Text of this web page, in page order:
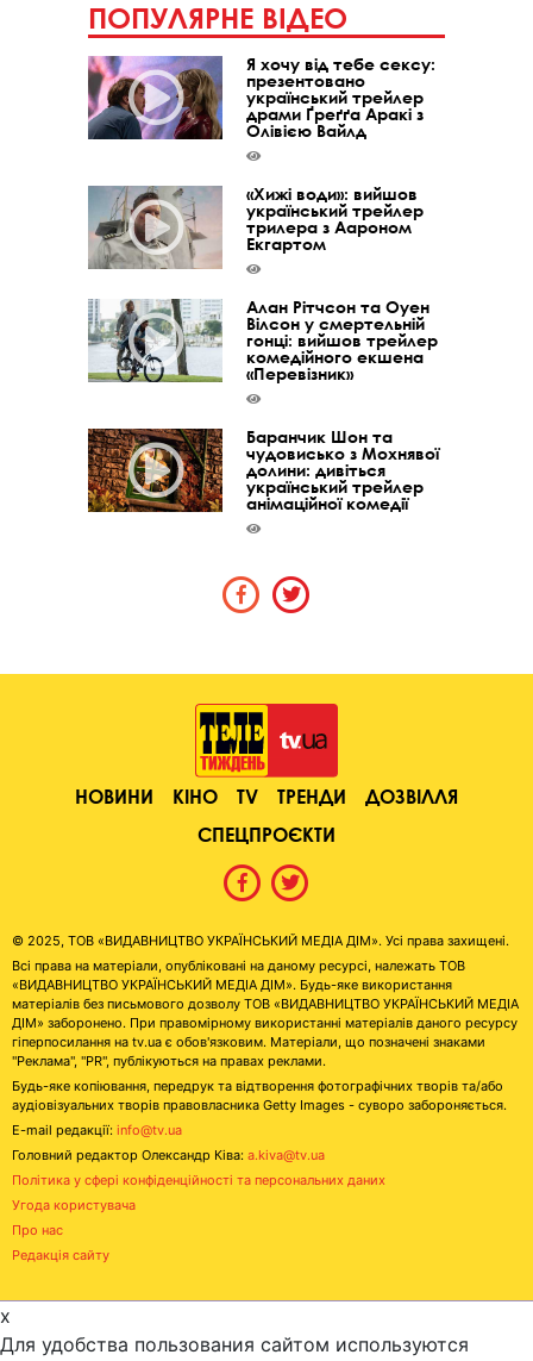
ПОПУЛЯРНЕ ВІДЕО
Я хочу від тебе сексу:
презентовано
український трейлер
драми Ґреґґа Аракі з
Олівією Вайлд
«Хижі води»: вийшов
український трейлер
трилера з Аароном
Екгартом
Алан Рітчсон та Оуен
Вілсон у смертельній
гонці: вийшов трейлер
комедійного екшена
«Перевізник»
Баранчик Шон та
чудовисько з Мохнявої
долини: дивіться
український трейлер
анімаційної комедії
НОВИНИ КІНО TV ТРЕНДИ
ДОЗВІЛЛЯ
СПЕЦПРОЄКТИ
© 2025, ТОВ «ВИДАВНИЦТВО УКРАЇНСЬКИЙ МЕДІА ДІМ». Усі права захищені.
Всі права на матеріали, опубліковані на даному ресурсі, належать ТОВ
«ВИДАВНИЦТВО УКРАЇНСЬКИЙ МЕДІА ДІМ». Будь-яке використання
матеріалів без письмового дозволу ТОВ «ВИДАВНИЦТВО УКРАЇНСЬКИЙ МЕДІА
ДІМ» заборонено. При правомірному використанні матеріалів даного ресурсу
гіперпосилання на tv.ua є обов'язковим. Матеріали, що позначені знаками
"Реклама", "PR", публікуються на правах реклами.
Будь-яке копіювання, передрук та відтворення фотографічних творів та/або
аудіовізуальних творів правовласника Getty Images - суворо забороняється.
E-mail редакції: info@tv.ua
Головний редактор Олександр Ківа: a.kiva@tv.ua
Політика у сфері конфіденційності та персональних даних
Угода користувача
Про нас
Редакція сайту
x
Для удобства пользования сайтом используются